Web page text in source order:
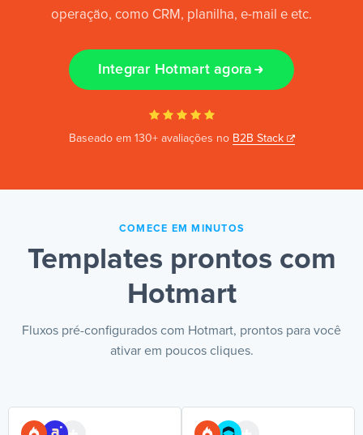
PT
operação, como CRM, planilha, e-mail e etc.
Integrar Hotmart agora
Baseado em 130+ avaliações no B2B Stack
COMECE EM MINUTOS
Templates prontos com
Hotmart
Fluxos pré-configurados com Hotmart, prontos para você
ativar em poucos cliques.